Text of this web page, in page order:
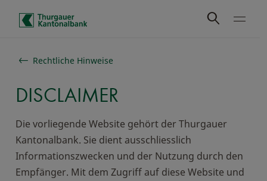
Schnelle Navigation
Rechtliche Hinweise
DISCLAIMER
Die vorliegende Website gehört der Thurgauer
Kantonalbank. Sie dient ausschliesslich
Informationszwecken und der Nutzung durch den
Empfänger. Mit dem Zugriff auf diese Website und